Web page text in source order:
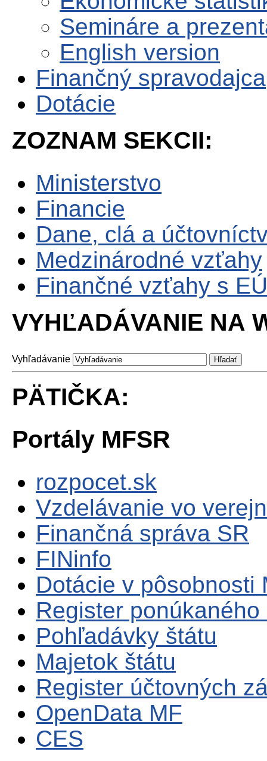
Semináre a
English version
Finančný spravodajca
Dotácie
ZOZNAM SEKCII:
Ministerstvo
Financie
Dane, clá a
Medzinárodné vzťahy
Finančné vzťahy s EÚ
VYHĽADÁVANIE NA
Vyhľadávanie
PÄTIČKA:
Portály MFSR
rozpocet.sk
Vzdelávanie vo
Finančná správa SR
FINinfo
Dotácie v pôsobnosti
Register
Pohľadávky štátu
Majetok štátu
Register účtovných
OpenData MF
CES